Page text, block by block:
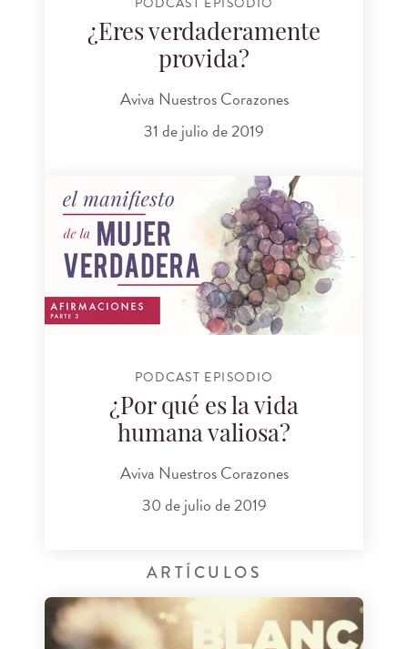
¿Eres verdaderamente
provida?
Aviva Nuestros Corazones
31 de julio de 2019
PODCAST EPISODIO
¿Por qué es la vida
humana valiosa?
Aviva Nuestros Corazones
30 de julio de 2019
ARTÍCULOS